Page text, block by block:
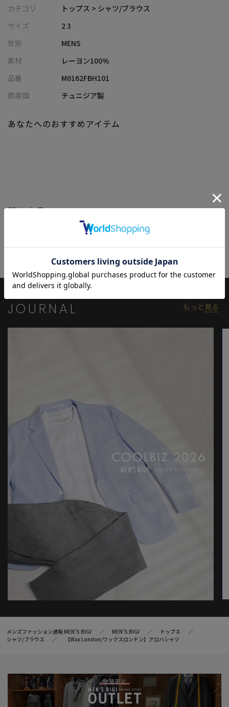
アロハシャツらしく、ヴィンテージ感のあるレーヨン100%の生地
に、抽象的にアレンジされたボタニカル柄をプリント。
インパクトがありつつも、洗練された大人の表情を見せてくれる
【シルエット】
イギリス・ロンドン発、サステナブルかつ高品質なメンズウェア
す。クラシックな技術と現代的な感性を掛け合わせたアイテム
は、日常に自然と馴染みながらも、着る人の個性をさりげなく引
き立ててくれます。
モデル:身長:185cm バスト:90cm ウエスト:77cm ヒップ:92cm 着
用サイズ:03(L)
※サイズは弊社規定の採寸によって記載しておりますが、若干の
個体差が生じる場合がございます。
カテゴリ
トップス > シャツ/ブラウス
サイズ
2 3
性別
MENS
素材
レーヨン100%
品番
M0162FBH101
原産国
チュニジア製
関連商品
あなたへのおすすめアイテム
JOURNAL もっと 見る
メンズファッション通販 MEN'S BIGI MEN’S BIGI
トップス
シャツ/ブラウス
【Wax London/ワックスロンドン】アロハシャツ